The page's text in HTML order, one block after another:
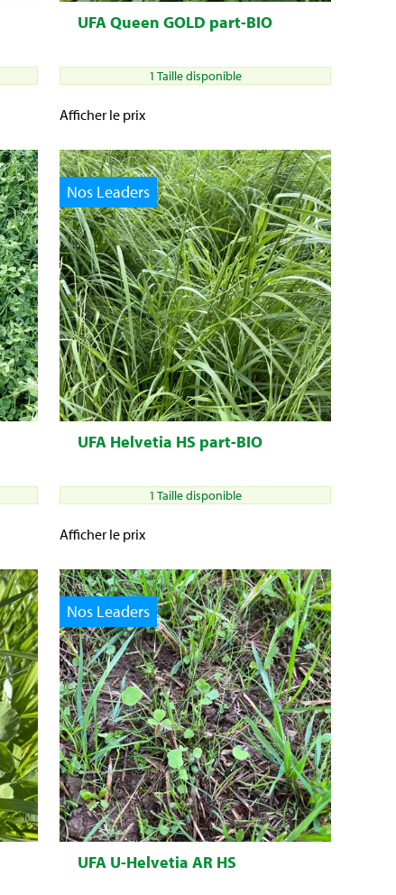
UFA Queen GOLD part-BIO
1 Taille disponible
Afficher le prix
Nos Leaders
UFA Helvetia HS part-BIO
1 Taille disponible
Afficher le prix
Nos Leaders
UFA U-Helvetia AR HS